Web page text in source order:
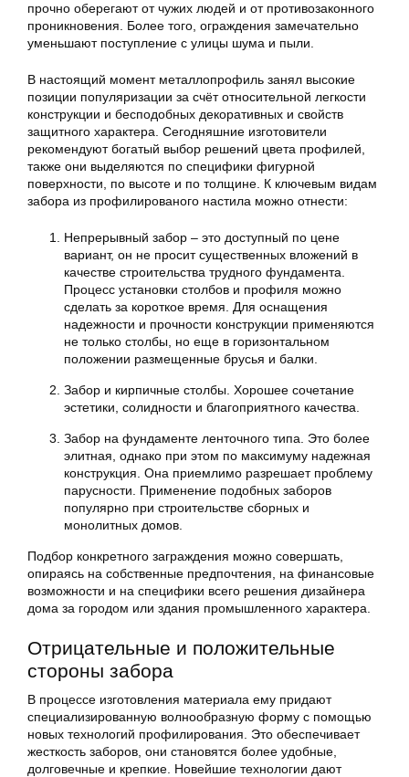
прочно оберегают от чужих людей и от противозаконного
проникновения. Более того, ограждения замечательно
уменьшают поступление с улицы шума и пыли.
В настоящий момент металлопрофиль занял высокие
позиции популяризации за счёт относительной легкости
конструкции и бесподобных декоративных и свойств
защитного характера. Сегодняшние изготовители
рекомендуют богатый выбор решений цвета профилей,
также они выделяются по специфики фигурной
поверхности, по высоте и по толщине. К ключевым видам
забора из профилированого настила можно отнести:
Непрерывный забор – это доступный по цене
вариант, он не просит существенных вложений в
качестве строительства трудного фундамента.
Процесс установки столбов и профиля можно
сделать за короткое время. Для оснащения
надежности и прочности конструкции применяются
не только столбы, но еще в горизонтальном
положении размещенные брусья и балки.
Забор и кирпичные столбы. Хорошее сочетание
эстетики, солидности и благоприятного качества.
Забор на фундаменте ленточного типа. Это более
элитная, однако при этом по максимуму надежная
конструкция. Она приемлимо разрешает проблему
парусности. Применение подобных заборов
популярно при строительстве сборных и
монолитных домов.
Подбор конкретного заграждения можно совершать,
опираясь на собственные предпочтения, на финансовые
возможности и на специфики всего решения дизайнера
дома за городом или здания промышленного характера.
Отрицательные и положительные
стороны забора
В процессе изготовления материала ему придают
специализированную волнообразную форму с помощью
новых технологий профилирования. Это обеспечивает
жесткость заборов, они становятся более удобные,
долговечные и крепкие. Новейшие технологии дают